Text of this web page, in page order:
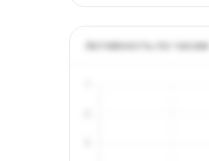
Активность по часам